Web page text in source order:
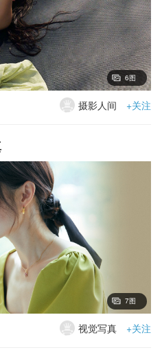
6图
+关注
摄影人间
7图
+关注
视觉写真